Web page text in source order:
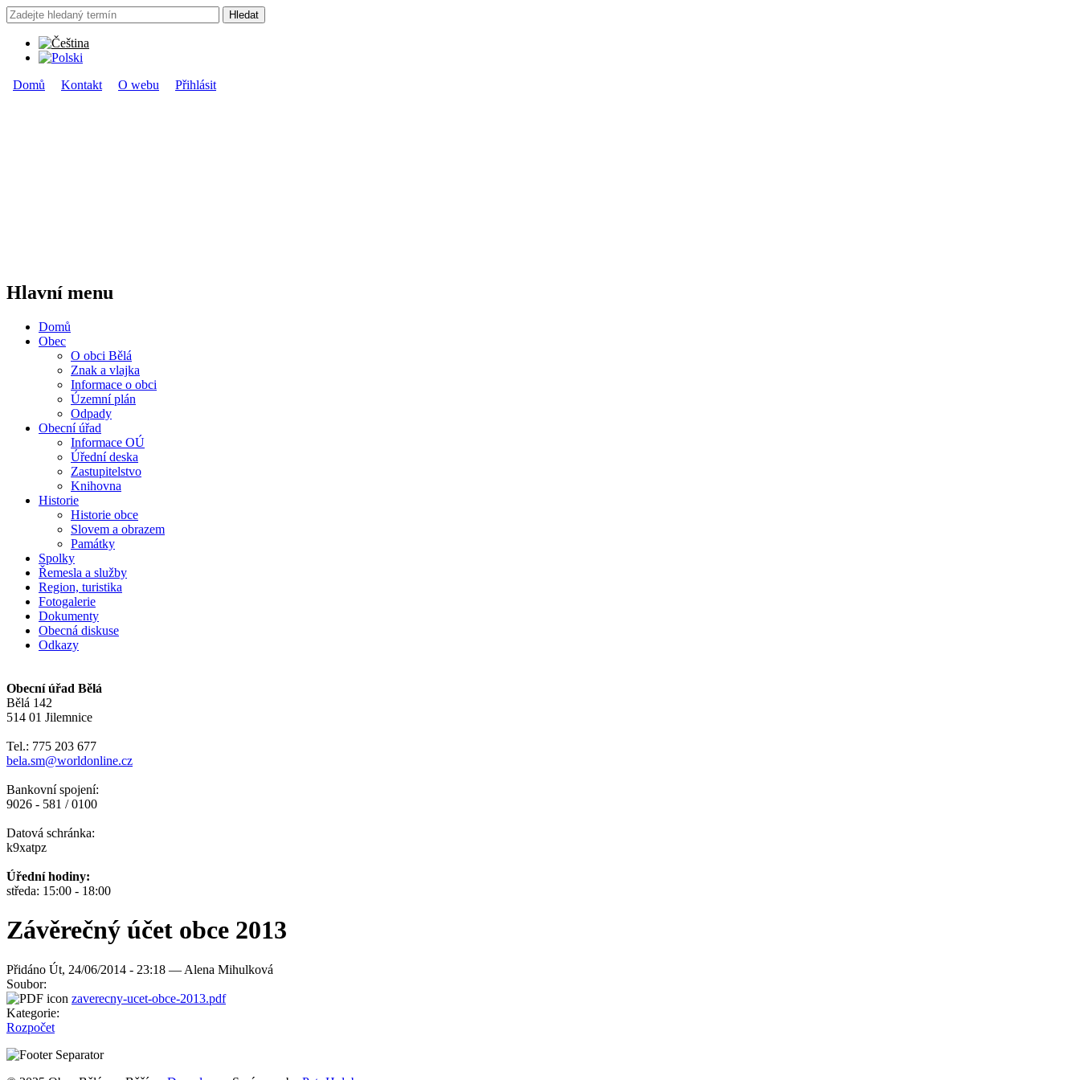
Přejít k hlavnímu obsahu
Vyhledávání
Hledat
Domů Kontakt O webu Přihlásit
Hlavní menu
Domů
Obec
O obci Bělá
Znak a vlajka
Informace o obci
Územní plán
Odpady
Obecní úřad
Informace OÚ
Úřední deska
Zastupitelstvo
Knihovna
Historie
Historie obce
Slovem a obrazem
Památky
Spolky
Řemesla a služby
Region, turistika
Fotogalerie
Dokumenty
Obecná diskuse
Odkazy
Obecní úřad Bělá
Bělá 142
514 01 Jilemnice
Tel.: 775 203 677
bela.sm@worldonline.cz
Bankovní spojení:
9026 - 581 / 0100
Datová schránka:
k9xatpz
Úřední hodiny:
středa: 15:00 - 18:00
Závěrečný účet obce 2013
Přidáno Út, 24/06/2014 - 23:18 — Alena Mihulková
Soubor:
zaverecny-ucet-obce-2013.pdf
Kategorie:
Rozpočet